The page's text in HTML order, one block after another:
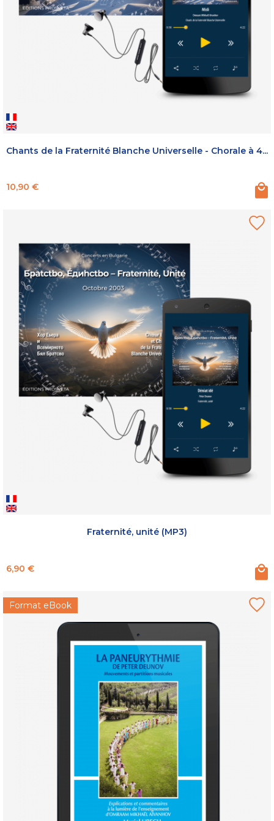
Chants de la Fraternité Blanche Universelle - Chorale à 4...
Prix
10,90 €
Fraternité, unité (MP3)
Prix
6,90 €
Format eBook